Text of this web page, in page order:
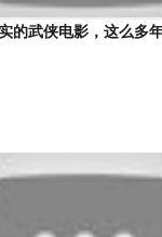
的武侠电影，这么多